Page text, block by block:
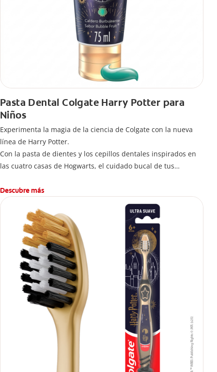
Pasta Dental Colgate Harry Potter para
Niños
Experimenta la magia de la ciencia de Colgate con la nueva
línea de Harry Potter.
Con la pasta de dientes y los cepillos dentales inspirados en
las cuatro casas de Hogwarts, el cuidado bucal de tus
jóvenes magos y brujas.
-Delicioso sabor que hace del cepillado una aventura de
hábitos saludables desde temprana edad.
-Fortalece y cuida sus dientes contra la caries con la ayuda del
flúor, ofreciendo un cuidado confiable adaptado a las
necesidades de los niños.
Inclúyela en su Rutina Diaria
Descubre más